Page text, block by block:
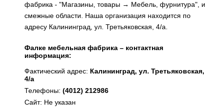
фабрика - "Магазины, товары → Мебель, фурнитура", и
смежные области. Наша организация находится по
адресу Калининград, ул. Третьяковская, 4/а.
Фалке мебельная фабрика – контактная
информация:
Фактический адрес: Калининград, ул. Третьяковская,
4/а
Телефоны: (4012) 212986
Сайт: Не указан